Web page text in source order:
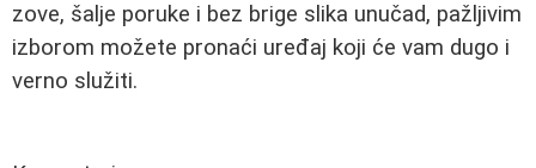
zove, šalje poruke i bez brige slika unučad, pažljivim
izborom možete pronaći uređaj koji će vam dugo i
verno služiti.